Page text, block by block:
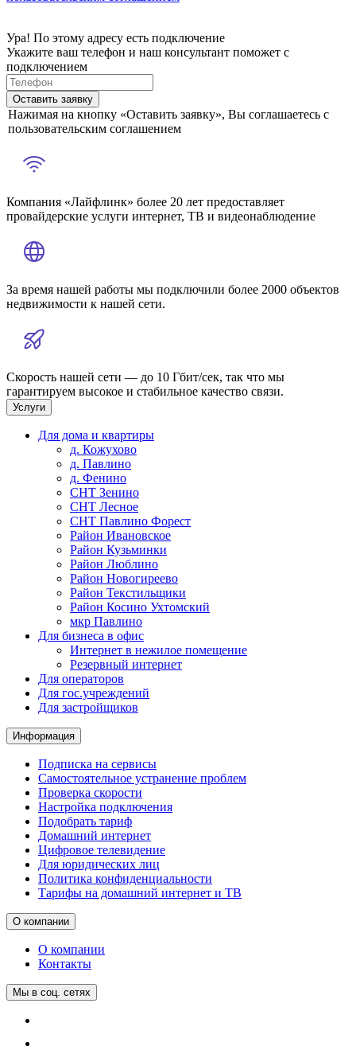
Ура! По этому адресу есть подключение
Укажите ваш телефон и наш консультант поможет с
подключением
Оставить заявку
Нажимая на кнопку «Оставить заявку», Вы соглашаетесь с
пользовательским соглашением
Компания «Лайфлинк» более 20 лет предоставляет
провайдерские услуги интернет, ТВ и видеонаблюдение
За время нашей работы мы подключили более 2000 объектов
недвижимости к нашей сети.
Скорость нашей сети — до 10 Гбит/сек, так что мы
гарантируем высокое и стабильное качество связи.
Услуги
Для дома и квартиры
д. Кожухово
д. Павлино
д. Фенино
СНТ Зенино
СНТ Лесное
СНТ Павлино Форест
Район Ивановское
Район Кузьминки
Район Люблино
Район Новогиреево
Район Текстильщики
Район Косино Ухтомский
мкр Павлино
Для бизнеса в офис
Интернет в нежилое помещение
Резервный интернет
Для операторов
Для гос.учреждений
Для застройщиков
Информация
Подписка на сервисы
Самостоятельное устранение проблем
Проверка скорости
Настройка подключения
Подобрать тариф
Домашний интернет
Цифровое телевидение
Для юридических лиц
Политика конфиденциальности
Тарифы на домашний интернет и ТВ
О компании
О компании
Контакты
Мы в соц. сетях